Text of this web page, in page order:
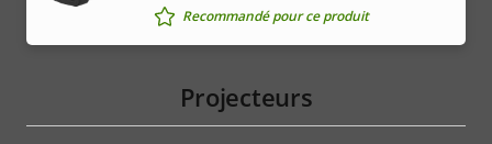
de la
la
Recommandé pour ce produit
Projecteurs